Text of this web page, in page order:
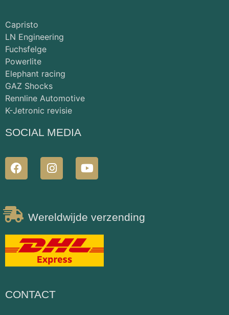
Capristo
LN Engineering
Fuchsfelge
Powerlite
Elephant racing
GAZ Shocks
Rennline Automotive
K-Jetronic revisie
SOCIAL MEDIA
Wereldwijde verzending
CONTACT